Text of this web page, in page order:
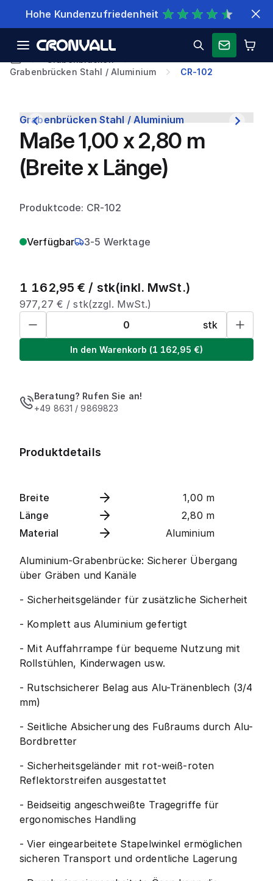
Schnelle Lieferung
Grabenbrücken Stahl / Aluminium
CR-102
Grabenbrücken Stahl / Aluminium
Maße 1,00 x 2,80 m
(Breite x Länge)
Produktcode: CR-102
Verfügbar 3-5 Werktage
1 162,95 € / stk(inkl. MwSt.)
977,27 € /stk(zzgl. MwSt.)
stk
In den Warenkorb (1 162,95 €)
Beratung? Rufen Sie an!
+49 8631 / 9869823
Produktdetails
Breite
1,00 m
Länge
2,80 m
Material
Aluminium
Aluminium-Grabenbrücke: Sicherer Übergang
über Gräben und Kanäle
- Sicherheitsgeländer für zusätzliche Sicherheit
- Komplett aus Aluminium gefertigt
- Mit Auffahrrampe für bequeme Nutzung mit
Rollstühlen, Kinderwagen usw.
- Rutschsicherer Belag aus Alu-Tränenblech (3/4
mm)
- Seitliche Absicherung des Fußraums durch Alu-
Bordbretter
- Sicherheitsgeländer mit rot-weiß-roten
Reflektorstreifen ausgestattet
- Beidseitig angeschweißte Tragegriffe für
ergonomisches Handling
- Vier eingearbeitete Stapelwinkel ermöglichen
sicheren Transport und ordentliche Lagerung